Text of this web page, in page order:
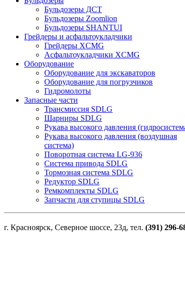
Бульдозеры ДСТ
Бульдозеры Zoomlion
Бульдозеры SHANTUI
Грейдеры и асфальтоукладчики
Грейдеры XCMG
Асфальтоукладчики XCMG
Оборудование
Оборудование для экскаваторов
Оборудование для погрузчиков
Гидромолоты
Запасные части
Трансмиссия SDLG
Шарниры SDLG
Рукава высокого давления
Рукава высокого давления (воздушная
система)
Поворотная система LG-936
Система привода SDLG
Тормозная система SDLG
Редуктор SDLG
Ремкомплекты SDLG
Запчасти для ступицы SDLG
г. Красноярск, Северное шоссе, 23д, тел. (391) 296-